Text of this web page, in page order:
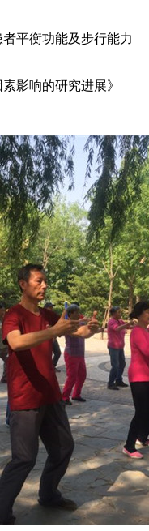
平衡功能及步行能力
影响的研究进展》